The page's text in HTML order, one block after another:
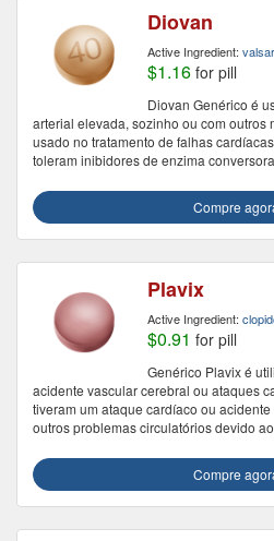
Diovan
Active Ingredient:
$1.16 for pill
Diovan Genérico é
arterial elevada, sozinho ou com outros
usado no tratamento de falhas
toleram inibidores de enzima
Compre
Plavix
Active Ingredient:
$0.91 for pill
Genérico Plavix é
acidente vascular cerebral ou ataques
tiveram um ataque cardíaco ou
outros problemas circulatórios devido
Compre